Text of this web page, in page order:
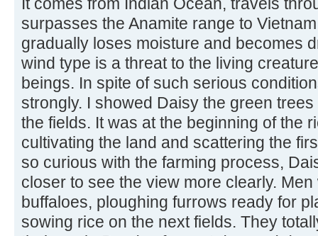
surpasses the Anamite range to
gradually loses moisture and becomes
wind type is a threat to the living
beings. In spite of such serious
strongly. I showed Daisy the green
the fields. It was at the beginning of the
cultivating the land and scattering the
so curious with the farming process,
closer to see the view more clearly.
buffaloes, ploughing furrows ready for
sowing rice on the next fields. They